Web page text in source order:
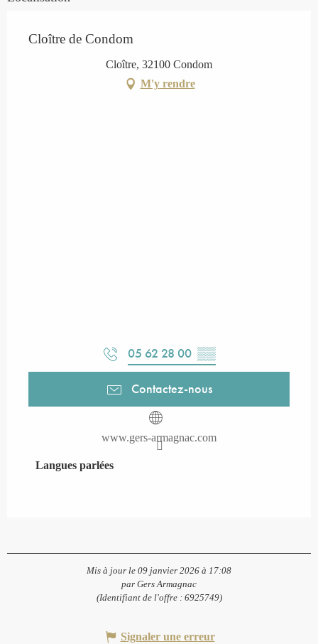
Cloître de Condom
Cloître, 32100 Condom
M'y rendre
05 62 28 00 ▒▒
Contactez-nous
www.gers-armagnac.com
Langues parlées
Langues parlées
Mis à jour le 09 janvier 2026 à 17:08
par Gers Armagnac
(Identifiant de l'offre : 6925749)
Signaler une erreur